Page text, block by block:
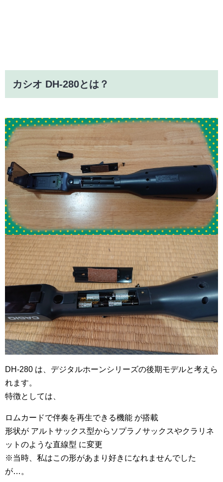
カシオ DH-280とは？
DH-280 は、デジタルホーンシリーズの後期モデルと考えら
れます。
特徴としては、
ロムカードで伴奏を再生できる機能 が搭載
形状が アルトサックス型からソプラノサックスやクラリネ
ットのような直線型 に変更
※当時、私はこの形があまり好きになれませんでした
が…。